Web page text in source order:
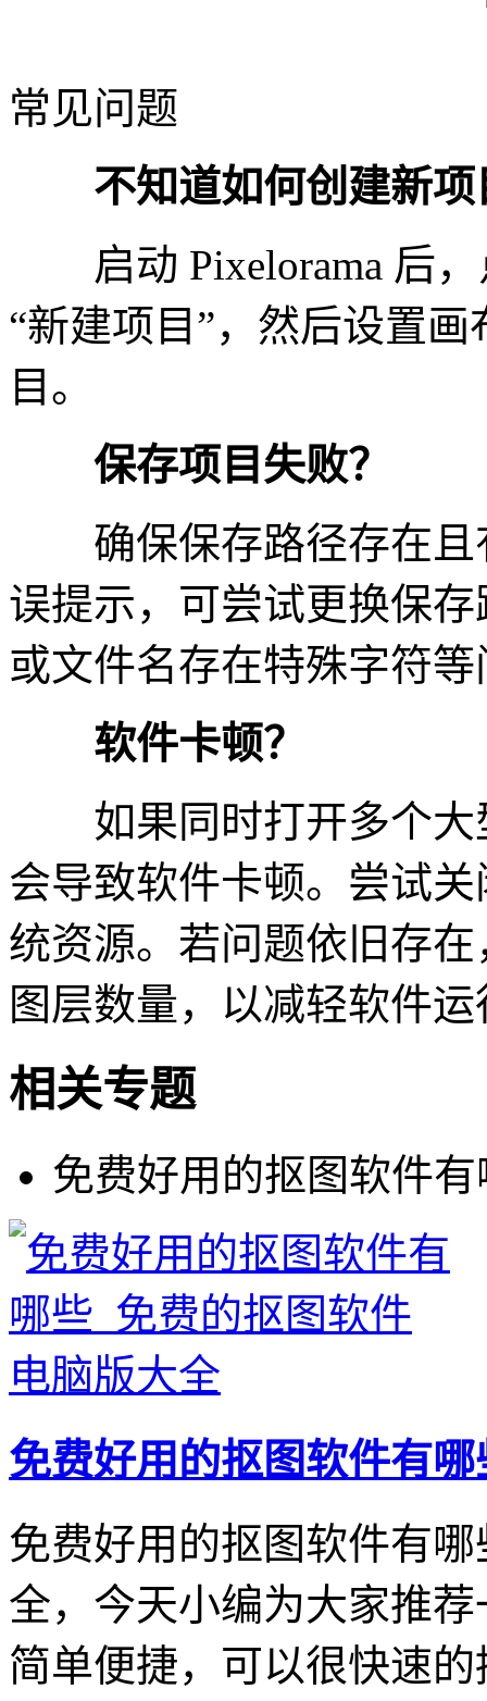
常见问题
不知道如何创建新项
启动 Pixelorama 后，
“新建项目”，然后设置
目。
保存项目失败？
确保保存路径存在且
误提示，可尝试更换保
或文件名存在特殊字符
软件卡顿？
如果同时打开多个大
会导致软件卡顿。尝试
统资源。若问题依旧存
图层数量，以减轻软件
相关专题
免费好用的抠图软件有
免费好用的抠图软件有
免费好用的抠图软件有
全，今天小编为大家推
简单便捷，可以很快速